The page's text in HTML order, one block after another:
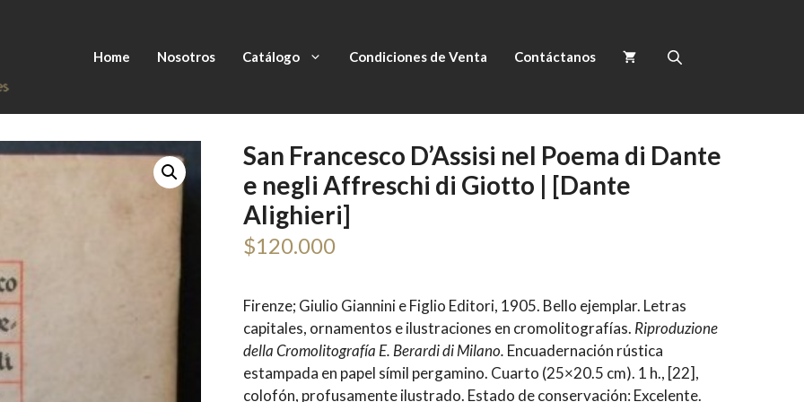
Home Nosotros Catálogo Condiciones de Venta Contáctanos
San Francesco D’Assisi nel Poema di Dante
e negli Affreschi di Giotto | [Dante
Alighieri]
$120.000
Firenze; Giulio Giannini e Figlio Editori, 1905. Bello ejemplar. Letras
capitales, ornamentos e ilustraciones en cromolitografías. Riproduzione
della Cromolitografía E. Berardi di Milano. Encuadernación rústica
estampada en papel símil pergamino. Cuarto (25×20.5 cm). 1 h., [22],
colofón, profusamente ilustrado. Estado de conservación: Excelente.